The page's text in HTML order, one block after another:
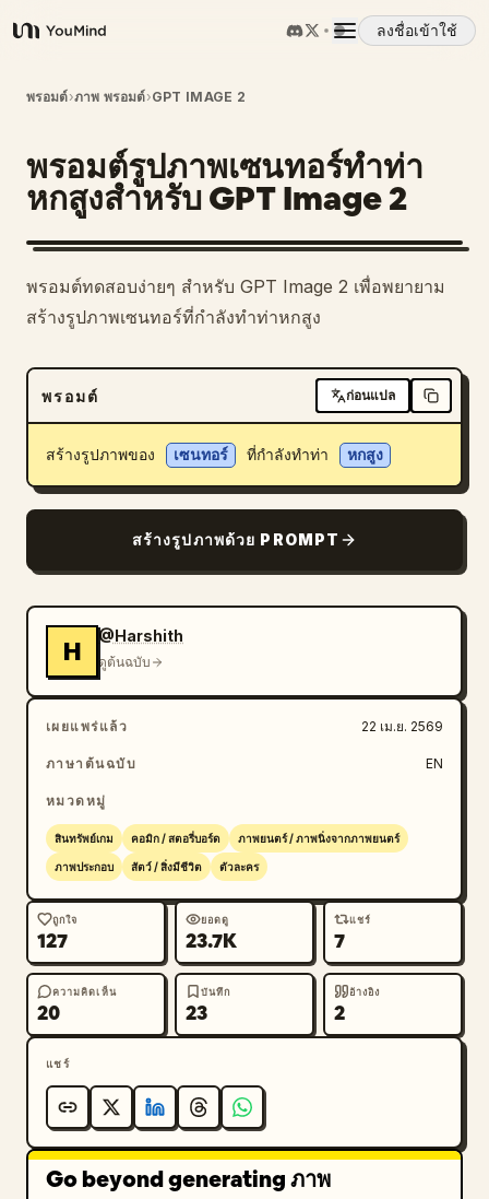
YouMind
ลงชื่อเข้าใช้
ภาพรวม
กรณีการใช้งาน
ทักษะ
พรอมต์
ราคา
ดาวน์โหลด
บล็อก
พรอมต์›ภาพ พรอมต์›GPT IMAGE 2
พรอมต์รูปภาพเซนทอร์ทำท่า
หกสูงสำหรับ GPT Image 2
พรอมต์ทดสอบง่ายๆ สำหรับ GPT Image 2 เพื่อพยายาม
สร้างรูปภาพเซนทอร์ที่กำลังทำท่าหกสูง
พรอมต์ ก่อนแปล
สร้างรูปภาพของ เซนทอร์ ที่กำลังทำท่า หกสูง
สร้างรูปภาพด้วย PROMPT
H
@Harshith
ดูต้นฉบับ
เผยแพร่แล้ว 22 เม.ย. 2569
ภาษาต้นฉบับ EN
หมวดหมู่
สินทรัพย์เกม คอมิก / สตอรี่บอร์ด ภาพยนตร์ / ภาพนิ่งจากภาพยนตร์
ภาพประกอบ สัตว์ / สิ่งมีชีวิต ตัวละคร
ถูกใจ
127
ยอดดู
23.7K
แชร์
7
ความคิดเห็น
20
บันทึก
23
อ้างอิง
2
แชร์
Go beyond generating ภาพ